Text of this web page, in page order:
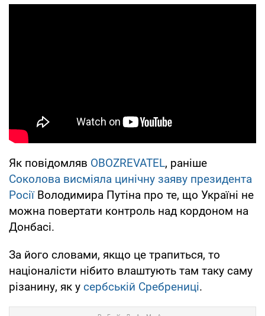
Як повідомляв OBOZREVATEL, раніше
Соколова висміяла цинічну заяву президента
РосіїВолодимира Путіна про те, що Україні не
можна повертати контроль над кордоном на
Донбасі.
За його словами, якщо це трапиться, то
націоналісти нібито влаштують там таку саму
різанину, як у сербській Сребрениці.